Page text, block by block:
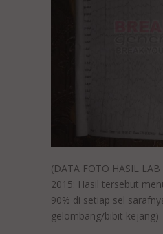
(DATA FOTO HASIL
2015: Hasil tersebut
90% di setiap sel
gelombang/bibit kejang)